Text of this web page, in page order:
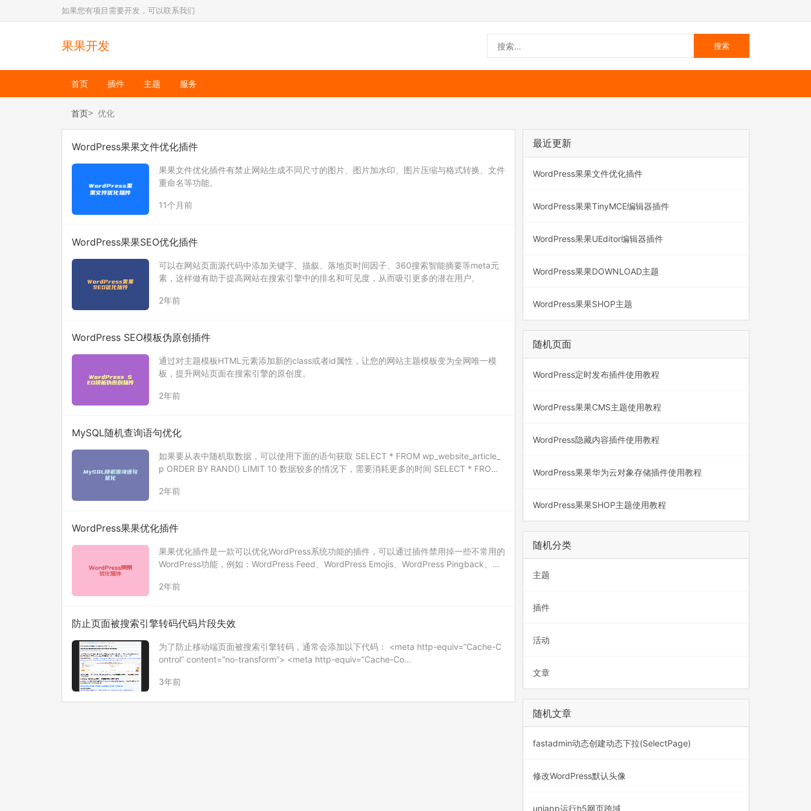
如果您有项目需要开发，可以联系我们
果果开发
首页 插件 主题 服务
首页 优化
WordPress果果文件优化插件
果果文件优化插件有禁止网站生成不同尺寸的图片、图片加水印、图片压缩与格式转换、文件
重命名等功能。
11个月前
WordPress果果SEO优化插件
可以在网站页面源代码中添加关键字、描叙、落地页时间因子、360搜索智能摘要等meta元
素，这样做有助于提高网站在搜索引擎中的排名和可见度，从而吸引更多的潜在用户。
2年前
WordPress SEO模板伪原创插件
通过对主题模板HTML元素添加新的class或者id属性，让您的网站主题模板变为全网唯一模
板，提升网站页面在搜索引擎的原创度。
2年前
MySQL随机查询语句优化
如果要从表中随机取数据，可以使用下面的语句获取 SELECT * FROM wp_website_article_
p ORDER BY RAND() LIMIT 10 数据较多的情况下，需要消耗更多的时间 SELECT * FROM
2年前
WordPress果果优化插件
果果优化插件是一款可以优化WordPress系统功能的插件，可以通过插件禁用掉一些不常用的
WordPress功能，例如：WordPress Feed、WordPress Emojis、WordPress Pingback、Wo
2年前
防止页面被搜索引擎转码代码片段失效
为了防止移动端页面被搜索引擎转码，通常会添加以下代码： <meta http-equiv=”Cache-C
ontrol” content=”no-transform”> <meta http-equiv=”Cache-Co…
3年前
最近更新
WordPress果果文件优化插件
WordPress果果TinyMCE编辑器插件
WordPress果果UEditor编辑器插件
WordPress果果DOWNLOAD主题
WordPress果果SHOP主题
随机页面
WordPress定时发布插件使用教程
WordPress果果CMS主题使用教程
WordPress隐藏内容插件使用教程
WordPress果果华为云对象存储插件使用教程
WordPress果果SHOP主题使用教程
随机分类
主题
插件
活动
文章
随机文章
fastadmin动态创建动态下拉(SelectPage)
修改WordPress默认头像
uniapp运行h5网页跨域